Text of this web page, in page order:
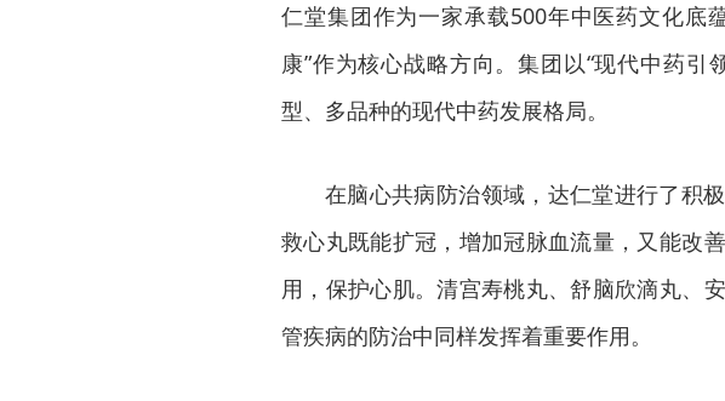
仁堂集团作为一家承载500年中医药文化底
康”作为核心战略方向。集团以“现代中药引
型、多品种的现代中药发展格局。
在脑心共病防治领域，达仁堂进行了积
救心丸既能扩冠，增加冠脉血流量，又能改
用，保护心肌。清宫寿桃丸、舒脑欣滴丸、
管疾病的防治中同样发挥着重要作用。